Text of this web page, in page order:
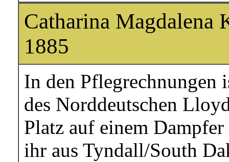
Catharina Magdalena
1885
In den Pflegrechnungen
des Norddeutschen
Platz auf einem
ihr aus Tyndall/South